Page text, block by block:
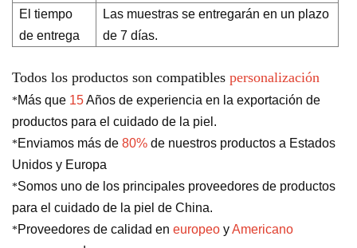
El tiempo
de entrega
Las muestras se entregarán en un plazo
de 7 días.
Todos los productos son compatibles personalización
*Más que 15Años de experiencia en la exportación de
productos para el cuidado de la piel.
*Enviamos más de 80% de nuestros productos a Estados
Unidos y Europa
*Somos uno de los principales proveedores de productos
para el cuidado de la piel de China.
*Proveedores de calidad en europeo yAmericano